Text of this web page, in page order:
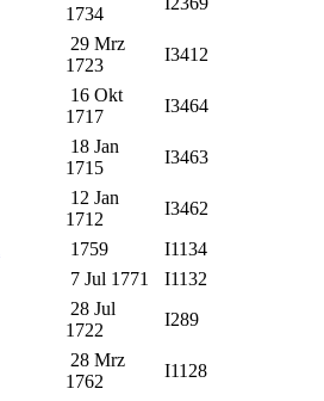
1734
29 Mrz
1723
I3412
16 Okt
1717
I3464
18 Jan
1715
I3463
12 Jan
1712
I3462
1759
I1134
7 Jul 1771
I1132
28 Jul
1722
I289
28 Mrz
1762
I1128